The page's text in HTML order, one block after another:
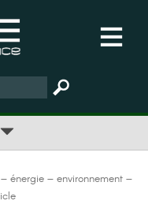
énergie – environnement –